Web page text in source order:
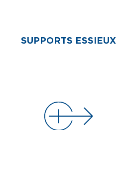
SUPPORTS ESSIEUX